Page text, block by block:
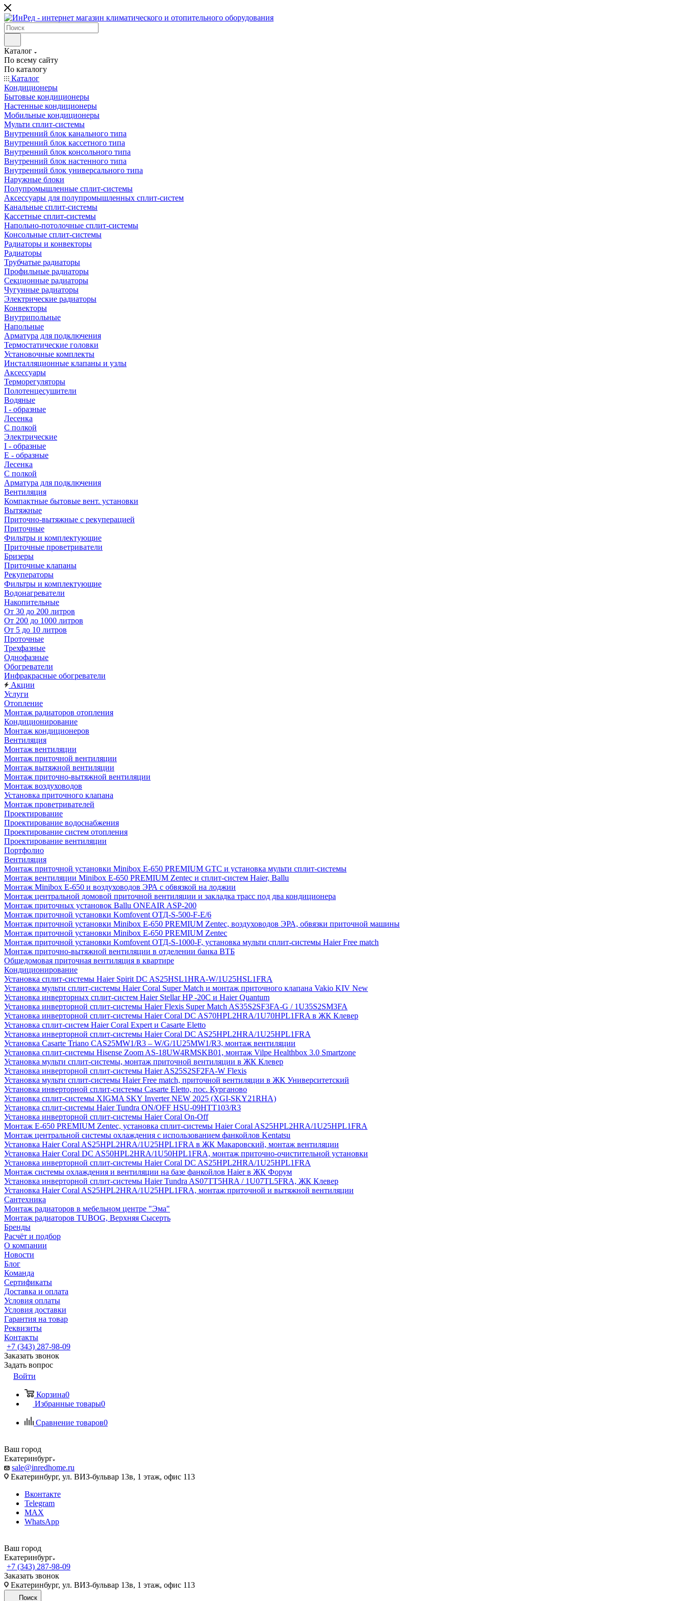
Каталог
По всему сайту
По каталогу
Каталог
Кондиционеры
Бытовые кондиционеры
Настенные кондиционеры
Мобильные кондиционеры
Мульти сплит-системы
Внутренний блок канального типа
Внутренний блок кассетного типа
Внутренний блок консольного типа
Внутренний блок настенного типа
Внутренний блок универсального типа
Наружные блоки
Полупромышленные сплит-системы
Аксессуары для полупромышленных сплит-систем
Канальные сплит-системы
Кассетные сплит-системы
Напольно-потолочные сплит-системы
Консольные сплит-системы
Радиаторы и конвекторы
Радиаторы
Трубчатые радиаторы
Профильные радиаторы
Секционные радиаторы
Чугунные радиаторы
Электрические радиаторы
Конвекторы
Внутрипольные
Напольные
Арматура для подключения
Термостатические головки
Установочные комплекты
Инсталляционные клапаны и узлы
Аксессуары
Терморегуляторы
Полотенцесушители
Водяные
I - образные
Лесенка
С полкой
Электрические
I - образные
E - образные
Лесенка
С полкой
Арматура для подключения
Вентиляция
Компактные бытовые вент. установки
Вытяжные
Приточно-вытяжные с рекуперацией
Приточные
Фильтры и комплектующие
Приточные проветриватели
Бризеры
Приточные клапаны
Рекуператоры
Фильтры и комплектующие
Водонагреватели
Накопительные
От 30 до 200 литров
От 200 до 1000 литров
От 5 до 10 литров
Проточные
Трехфазные
Однофазные
Обогреватели
Инфракрасные обогреватели
Акции
Услуги
Отопление
Монтаж радиаторов отопления
Кондиционирование
Монтаж кондиционеров
Вентиляция
Монтаж вентиляции
Монтаж приточной вентиляции
Монтаж вытяжной вентиляции
Монтаж приточно-вытяжной вентиляции
Монтаж воздуховодов
Установка приточного клапана
Монтаж проветривателей
Проектирование
Проектирование водоснабжения
Проектирование систем отопления
Проектирование вентиляции
Портфолио
Вентиляция
Монтаж приточной установки Minibox E-650 PREMIUM GTC и установка мульти сплит-системы
Монтаж вентиляции Minibox E-650 PREMIUM Zentec и сплит-систем Haier, Ballu
Монтаж Minibox E-650 и воздуховодов ЭРА с обвязкой на лоджии
Монтаж центральной домовой приточной вентиляции и закладка трасс под два кондиционера
Монтаж приточных установок Ballu ONEAIR ASP-200
Монтаж приточной установки Komfovent ОТД-S-500-F-E/6
Монтаж приточной установки Minibox E-650 PREMIUM Zentec, воздуховодов ЭРА, обвязки приточной машины
Монтаж приточной установки Minibox E-650 PREMIUM Zentec
Монтаж приточной установки Komfovent ОТД-S-1000-F, установка мульти сплит-системы Haier Free match
Монтаж приточно-вытяжной вентиляции в отделении банка ВТБ
Общедомовая приточная вентиляция в квартире
Кондиционирование
Установка сплит-системы Haier Spirit DC AS25HSL1HRA-W/1U25HSL1FRA
Установка мульти сплит-системы Haier Coral Super Match и монтаж приточного клапана Vakio KIV New
Установка инверторных сплит-систем Haier Stellar HP -20С и Haier Quantum
Установка инверторной сплит-системы Haier Flexis Super Match AS35S2SF3FA-G / 1U35S2SM3FA
Установка инверторной сплит-системы Haier Coral DC AS70HPL2HRA/1U70HPL1FRA в ЖК Клевер
Установка сплит-систем Haier Coral Expert и Casarte Eletto
Установка инверторной сплит-системы Haier Coral DC AS25HPL2HRA/1U25HPL1FRA
Установка Casarte Triano CAS25MW1/R3 – W/G/1U25MW1/R3, монтаж вентиляции
Установка сплит-системы Hisense Zoom AS-18UW4RMSKB01, монтаж Vilpe Healthbox 3.0 Smartzone
Установка мульти сплит-системы, монтаж приточной вентиляции в ЖК Клевер
Установка инверторной сплит-системы Haier AS25S2SF2FA-W Flexis
Установка мульти сплит-системы Haier Free match, приточной вентиляции в ЖК Университетский
Установка инверторной сплит-системы Casarte Eletto, пос. Курганово
Установка сплит-системы XIGMA SKY Inverter NEW 2025 (XGI-SKY21RHA)
Установка сплит-системы Haier Tundra ON/OFF HSU-09HTT103/R3
Установка инверторной сплит-системы Haier Coral On-Off
Монтаж E-650 PREMIUM Zentec, установка сплит-системы Haier Coral AS25HPL2HRA/1U25HPL1FRA
Монтаж центральной системы охлаждения с использованием фанкойлов Kentatsu
Установка Haier Coral AS25HPL2HRA/1U25HPL1FRA в ЖК Макаровский, монтаж вентиляции
Установка Haier Coral DC AS50HPL2HRA/1U50HPL1FRA, монтаж приточно-очистительной установки
Установка инверторной сплит-системы Haier Coral DC AS25HPL2HRA/1U25HPL1FRA
Монтаж системы охлаждения и вентиляции на базе фанкойлов Haier в ЖК Форум
Установка инверторной сплит-системы Haier Tundra AS07TT5HRA / 1U07TL5FRA, ЖК Клевер
Установка Haier Coral AS25HPL2HRA/1U25HPL1FRA, монтаж приточной и вытяжной вентиляции
Сантехника
Монтаж радиаторов в мебельном центре "Эма"
Монтаж радиаторов TUBOG, Верхняя Сысерть
Бренды
Расчёт и подбор
О компании
Новости
Блог
Команда
Сертификаты
Доставка и оплата
Условия оплаты
Условия доставки
Гарантия на товар
Реквизиты
Контакты
+7 (343) 287-98-09
Заказать звонок
Задать вопрос
Войти
Корзина0
Избранные товары0
Сравнение товаров0
Ваш город
Екатеринбург
sale@inredhome.ru
Екатеринбург, ул. ВИЗ-бульвар 13в, 1 этаж, офис 113
Вконтакте
Telegram
MAX
WhatsApp
Ваш город
Екатеринбург
+7 (343) 287-98-09
Заказать звонок
Екатеринбург, ул. ВИЗ-бульвар 13в, 1 этаж, офис 113
Поиск